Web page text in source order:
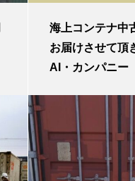
海上コンテナ
お届けさせて
AI・カンパニー